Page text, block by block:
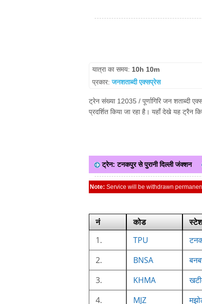
यात्रा का समय: 10h 10m
प्रकार:जनशताब्दी एक्सप्रेस
ट्रेन संख्या 12035 / पूर्णागिरि जन शताब्दी
प्रदर्शित किया जा रहा है। यहाँ देखे यह
ट्रेन: टनकपुर से पुरानी दिल्ली जंक्शन
Note: Service will be withdrawn
नं कोड
1.
TPU
2.
BNSA
3.
KHMA
4.
MJZ